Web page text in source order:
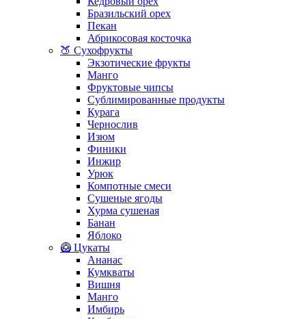
Бразильский орех
Пекан
Абрикосовая косточка
🍑 Сухофрукты
Экзотические фрукты
Манго
Фруктовые чипсы
Сублимированные продукты
Курага
Чернослив
Изюм
Финики
Инжир
Урюк
Компотные смеси
Сушеные ягоды
Хурма сушеная
Банан
Яблоко
🥝 Цукаты
Ананас
Кумкваты
Вишня
Манго
Имбирь